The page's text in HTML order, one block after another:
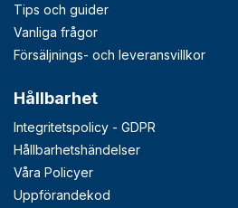
Tips och guider
Vanliga frågor
Försäljnings- och leveransvillkor
Hållbarhet
Integritetspolicy - GDPR
Hållbarhetshändelser
Våra Policyer
Uppförandekod